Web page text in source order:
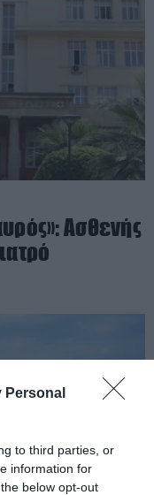
Personal
to third parties, or
information for
below opt-out
Ασθενής